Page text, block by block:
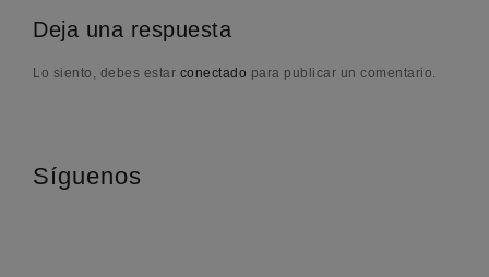
Deja una respuesta
Lo siento, debes estar conectado para publicar un comentario.
Síguenos